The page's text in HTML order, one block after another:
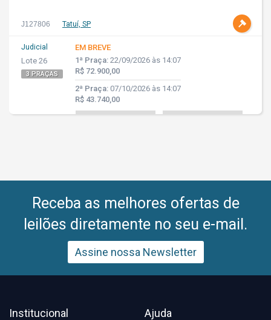
J127806 Tatuí, SP
Judicial
Lote 26
3 PRAÇAS
EM BREVE
1ª Praça: 22/09/2026 às 14:07
R$ 72.900,00
2ª Praça: 07/10/2026 às 14:07
R$ 43.740,00
Receba as melhores ofertas de
leilões diretamente no seu e-mail.
Assine nossa Newsletter
Institucional Ajuda